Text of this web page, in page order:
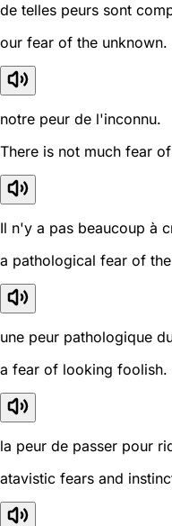
de telles peurs sont
our fear of the unknown.
notre peur de l'inconnu.
There is not much fear
Il n'y a pas beaucoup à
a pathological fear of
une peur pathologique
a fear of looking foolish.
la peur de passer pour
atavistic fears and